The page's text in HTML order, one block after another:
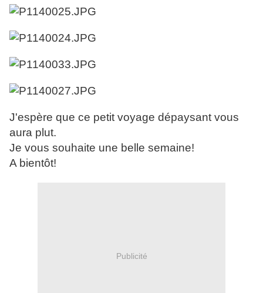
J'espère que ce petit voyage dépaysant vous
aura plut.
Je vous souhaite une belle semaine!
A bientôt!
Publicité